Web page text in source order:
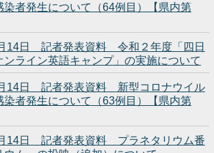
染者発生について（64例目）【県内第
14日 記者発表資料 令和２年度「四日
ンライン英語キャンプ」の実施について
14日 記者発表資料 新型コロナウイル
染者発生について（63例目）【県内第
14日 記者発表資料 プラネタリウム番